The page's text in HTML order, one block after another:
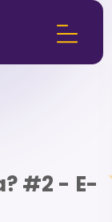
#2 - E-